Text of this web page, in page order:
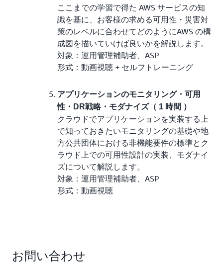
ここまでの学習で得た AWS サービスの知
識を基に、お客様の求める可用性・災害対
策のレベルに合わせてどのようにAWS の構
成図を描いていけば良いかを解説します。
対象：運用管理補助者、ASP
形式：動画視聴 + セルフトレーニング
アプリケーションのモニタリング・可用
性・DR戦略・モダナイズ（ 1 時間 ）
クラウドでアプリケーションを実装する上
で知っておきたいモニタリングの基礎や地
方公共団体における非機能要件の標準とク
ラウド上での可用性設計の実装、モダナイ
ズについて解説します。
対象：運用管理補助者、ASP
形式：動画視聴
お問い合わせ